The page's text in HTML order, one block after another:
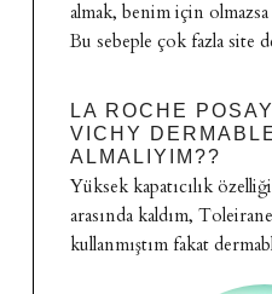
almak, benim için
Bu sebeple çok fazla site
LA ROCHE
VICHY
ALMALIYIM??
Yüksek kapatıcılık
arasında kaldım,
kullanmıştım fakat